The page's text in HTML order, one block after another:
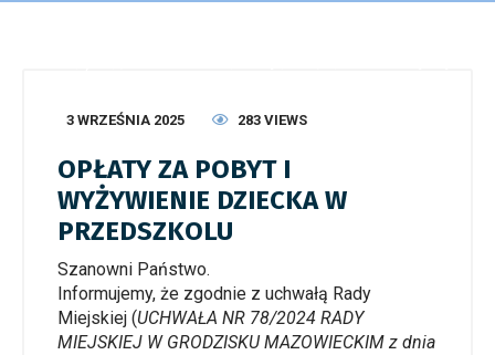
3 WRZEŚNIA 2025 283 VIEWS
OPŁATY ZA POBYT I
WYŻYWIENIE DZIECKA W
PRZEDSZKOLU
Szanowni Państwo.
Informujemy, że zgodnie z uchwałą Rady
Miejskiej (UCHWAŁA NR 78/2024 RADY
MIEJSKIEJ W GRODZISKU MAZOWIECKIM z dnia